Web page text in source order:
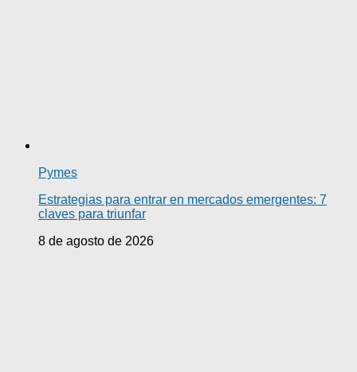
Pymes
Estrategias para entrar en mercados emergentes: 7
claves para triunfar
8 de agosto de 2026